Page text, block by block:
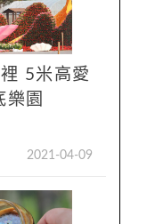
5米高愛
樂園
2021-04-09